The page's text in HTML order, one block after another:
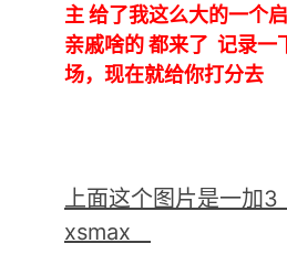
主 给了我这么大的一个
亲戚啥的 都来了 记录一
场，现在就给你打分去
上面这个图片是一加
xsmax